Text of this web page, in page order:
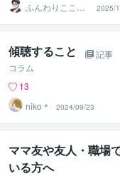
ふんわりこころ
サポート☘️みち
まさ
2025/
傾聴すること
記事
コラム
13
niko＊
2024/09/23
ママ友や友人・職場
いる方へ